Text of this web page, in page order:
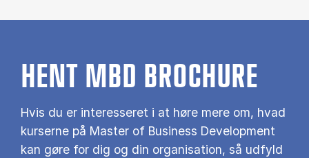
HENT MBD BROCHURE
Hvis du er interesseret i at høre mere om, hvad
kurserne på Master of Business Development
kan gøre for dig og din organisation, så udfyld